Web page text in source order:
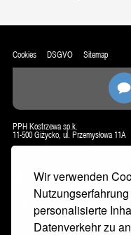
Wir verwenden
personalisierte
Datenverkehr zu
Cookies DSGVO Sitemap
PPH Kostrzewa sp.k.
11-500 Giżycko, ul. Przemysłowa 11A
KONTAKT